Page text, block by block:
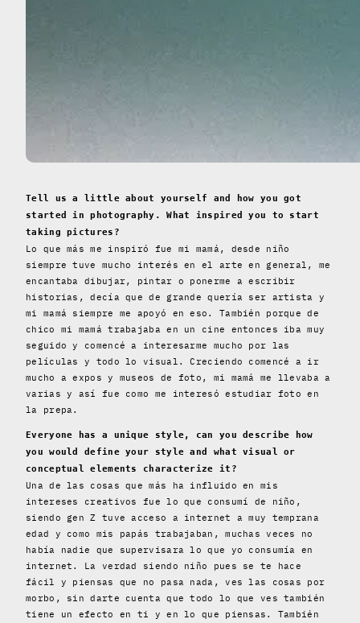
Tell us a little about yourself and how you got
started in photography. What inspired you to start
taking pictures?
Lo que más me inspiró fue mi mamá, desde niño
siempre tuve mucho interés en el arte en general, me
encantaba dibujar, pintar o ponerme a escribir
historias, decía que de grande quería ser artista y
mi mamá siempre me apoyó en eso. También porque de
chico mi mamá trabajaba en un cine entonces iba muy
seguido y comencé a interesarme mucho por las
películas y todo lo visual. Creciendo comencé a ir
mucho a expos y museos de foto, mi mamá me llevaba a
varias y así fue como me interesó estudiar foto en
la prepa.
Everyone has a unique style, can you describe how
you would define your style and what visual or
conceptual elements characterize it?
Una de las cosas que más ha influido en mis
intereses creativos fue lo que consumí de niño,
siendo gen Z tuve acceso a internet a muy temprana
edad y como mis papás trabajaban, muchas veces no
había nadie que supervisara lo que yo consumía en
internet. La verdad siendo niño pues se te hace
fácil y piensas que no pasa nada, ves las cosas por
morbo, sin darte cuenta que todo lo que ves también
tiene un efecto en ti y en lo que piensas. También